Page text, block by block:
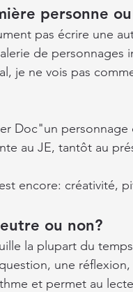
personne
pas écrire une
de
je ne vois pas
Doc"un
au JE, tantôt au
encore: créativité,
ou non?
la plupart du
une
et permet au